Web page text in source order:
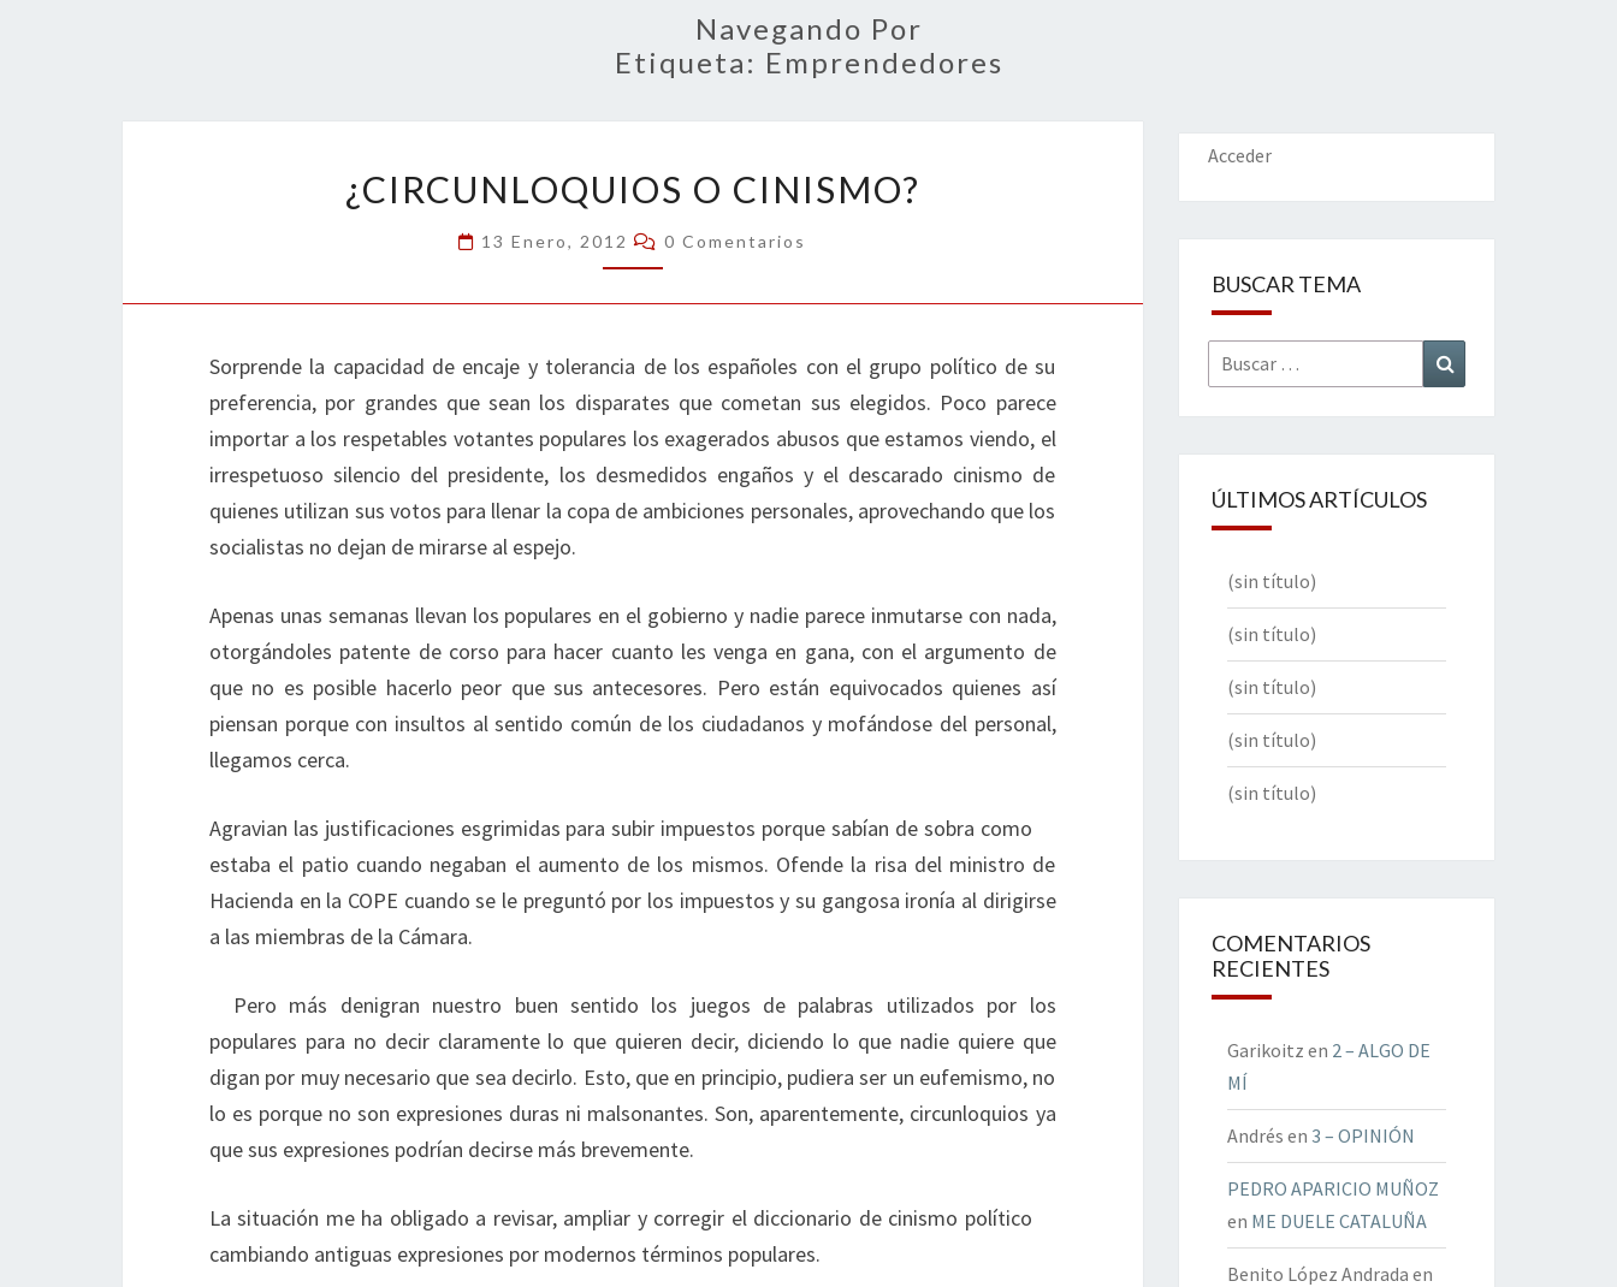
Navegando Por
Etiqueta: Emprendedores
O
CINISMO?
¿CIRCUNLOQUIOS O CINISMO?
13 Enero, 2012 Comentarios
0 Comentarios
Sorprende la capacidad de encaje y tolerancia de los españoles con el grupo político de su
preferencia, por grandes que sean los disparates que cometan sus elegidos. Poco parece
importar a los respetables votantes populares los exagerados abusos que estamos viendo, el
irrespetuoso silencio del presidente, los desmedidos engaños y el descarado cinismo de
quienes utilizan sus votos para llenar la copa de ambiciones personales, aprovechando que los
socialistas no dejan de mirarse al espejo.
Apenas unas semanas llevan los populares en el gobierno y nadie parece inmutarse con nada,
otorgándoles patente de corso para hacer cuanto les venga en gana, con el argumento de
que no es posible hacerlo peor que sus antecesores. Pero están equivocados quienes así
piensan porque con insultos al sentido común de los ciudadanos y mofándose del personal,
llegamos cerca.
Agravian las justificaciones esgrimidas para subir impuestos porque sabían de sobra como
estaba el patio cuando negaban el aumento de los mismos. Ofende la risa del ministro de
Hacienda en la COPE cuando se le preguntó por los impuestos y su gangosa ironía al dirigirse
a las miembras de la Cámara.
Pero más denigran nuestro buen sentido los juegos de palabras utilizados por los
populares para no decir claramente lo que quieren decir, diciendo lo que nadie quiere que
digan por muy necesario que sea decirlo. Esto, que en principio, pudiera ser un eufemismo, no
lo es porque no son expresiones duras ni malsonantes. Son, aparentemente, circunloquios ya
que sus expresiones podrían decirse más brevemente.
La situación me ha obligado a revisar, ampliar y corregir el diccionario de cinismo político
cambiando antiguas expresiones por modernos términos populares.
Acceder
BUSCAR TEMA
Buscar
por:
ÚLTIMOS ARTÍCULOS
(sin título)
(sin título)
(sin título)
(sin título)
(sin título)
COMENTARIOS
RECIENTES
Garikoitz en 2 – ALGO DE
MÍ
Andrés en 3 – OPINIÓN
PEDRO APARICIO MUÑOZ
en ME DUELE CATALUÑA
Benito López Andrada en